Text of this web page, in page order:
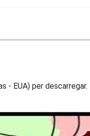
- EUA) per descarregar.